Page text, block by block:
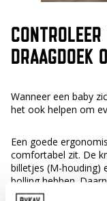
DRAAGDOEK
Wanneer een baby
het ook helpen om
Een goede
comfortabel zit. De
billetjes (M-houding)
bolling hebben.
goed aansluit,